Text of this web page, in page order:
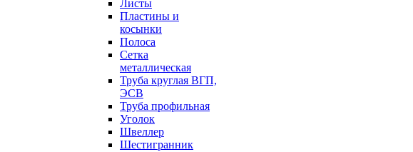
Листы
Пластины и
косынки
Полоса
Сетка
металлическая
Труба круглая ВГП,
ЭСВ
Труба профильная
Уголок
Швеллер
Шестигранник